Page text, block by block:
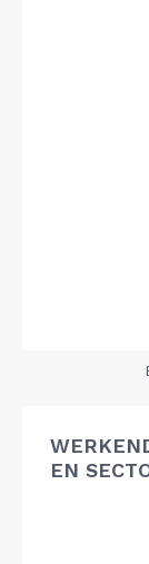
EN